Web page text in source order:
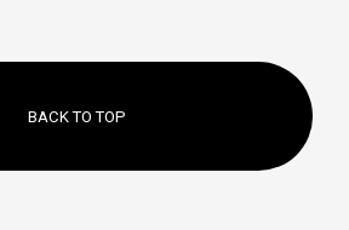
BACK TO TOP